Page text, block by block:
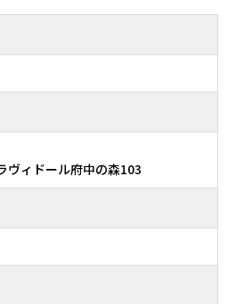
ィドール府中の森103